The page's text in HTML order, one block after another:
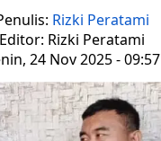
Rizki Peratami
Editor: Rizki Peratami
24 Nov 2025 - 09:57